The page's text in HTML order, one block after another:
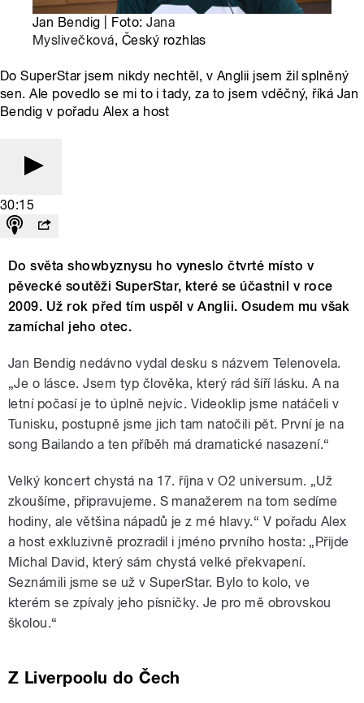
Jan Bendig | Foto:Jana
Myslivečková, Český rozhlas
Do SuperStar jsem nikdy nechtěl, v Anglii jsem žil splněný
sen. Ale povedlo se mi to i tady, za to jsem vděčný, říká Jan
Bendig v pořadu Alex a host
30:15
Do světa showbyznysu ho vyneslo čtvrté místo v
pěvecké soutěži SuperStar, které se účastnil v roce
2009. Už rok před tím uspěl v Anglii. Osudem mu však
zamíchal jeho otec.
Jan Bendig nedávno vydal desku s názvem Telenovela.
„Je o lásce. Jsem typ člověka, který rád šíří lásku. A na
letní počasí je to úplně nejvíc. Videoklip jsme natáčeli v
Tunisku, postupně jsme jich tam natočili pět. První je na
song Bailando a ten příběh má dramatické nasazení.“
Velký koncert chystá na 17. října v O2 universum. „Už
zkoušíme, připravujeme. S manažerem na tom sedíme
hodiny, ale většina nápadů je z mé hlavy.“ V pořadu Alex
a host exkluzivně prozradil i jméno prvního hosta: „Přijde
Michal David, který sám chystá velké překvapení.
Seznámili jsme se už v SuperStar. Bylo to kolo, ve
kterém se zpívaly jeho písničky. Je pro mě obrovskou
školou.“
Z Liverpoolu do Čech